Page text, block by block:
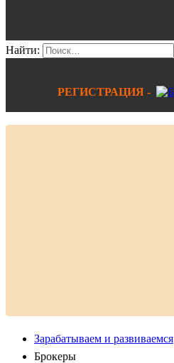
Найти:
РЕГИСТРАЦИЯ -
Зарабатываем и развиваемся
Брокеры